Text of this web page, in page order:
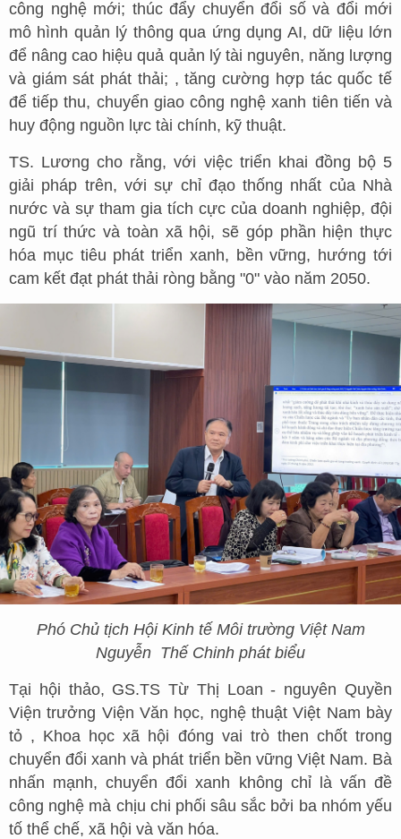
công nghệ mới; thúc đẩy chuyển đổi số và đổi mới
mô hình quản lý thông qua ứng dụng AI, dữ liệu lớn
để nâng cao hiệu quả quản lý tài nguyên, năng lượng
và giám sát phát thải; , tăng cường hợp tác quốc tế
để tiếp thu, chuyển giao công nghệ xanh tiên tiến và
huy động nguồn lực tài chính, kỹ thuật.
TS. Lương cho rằng, với việc triển khai đồng bộ 5
giải pháp trên, với sự chỉ đạo thống nhất của Nhà
nước và sự tham gia tích cực của doanh nghiệp, đội
ngũ trí thức và toàn xã hội, sẽ góp phần hiện thực
hóa mục tiêu phát triển xanh, bền vững, hướng tới
cam kết đạt phát thải ròng bằng "0" vào năm 2050.
Phó Chủ tịch Hội Kinh tế Môi trường Việt Nam
Nguyễn Thế Chinh phát biểu
Tại hội thảo, GS.TS Từ Thị Loan - nguyên Quyền
Viện trưởng Viện Văn học, nghệ thuật Việt Nam bày
tỏ , Khoa học xã hội đóng vai trò then chốt trong
chuyển đổi xanh và phát triển bền vững Việt Nam. Bà
nhấn mạnh, chuyển đổi xanh không chỉ là vấn đề
công nghệ mà chịu chi phối sâu sắc bởi ba nhóm yếu
tố thể chế, xã hội và văn hóa.